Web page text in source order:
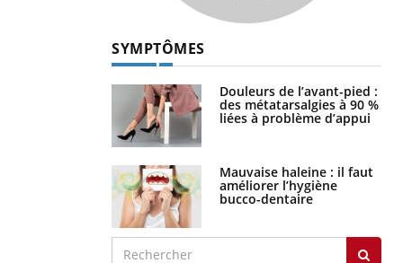
SYMPTÔMES
Douleurs de l’avant-pied :
des métatarsalgies à 90 %
liées à problème d’appui
Mauvaise haleine : il faut
améliorer l’hygiène
bucco-dentaire